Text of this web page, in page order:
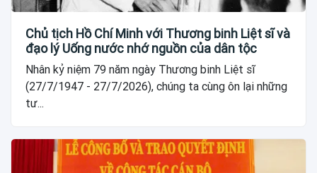
Chủ tịch Hồ Chí Minh với Thương binh Liệt sĩ và
đạo lý Uống nước nhớ nguồn của dân tộc
Nhân kỷ niệm 79 năm ngày Thương binh Liệt sĩ
(27/7/1947 - 27/7/2026), chúng ta cùng ôn lại những
tư...